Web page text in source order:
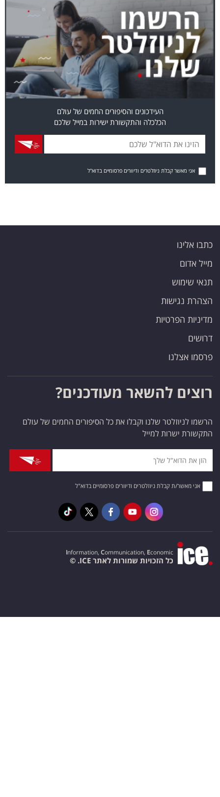
העידכונים והסיפורים החמים של עולם
הכלכלה והתקשורת ישירות במייל שלכם
אני מאשר קבלת ניוזלטרים ודיוורים פרסומיים בדוא"ל
כתבו אלינו
מייל אדום
תנאי שימוש
הצהרת נגישות
מדיניות הפרטיות
דרושים
פרסמו אצלנו
רוצים להשאר מעודכנים?
הרשמו לניוזלטר שלנו וקבלו את כל הסיפורים החמים של עולם
התקשורת ישרות למייל
אני מאשר/ת קבלת ניוזלטרים ודיוורים פרסומיים בדוא"ל
Information, Communication, Economic
כל הזכויות שמורות לאתר ICE. ©